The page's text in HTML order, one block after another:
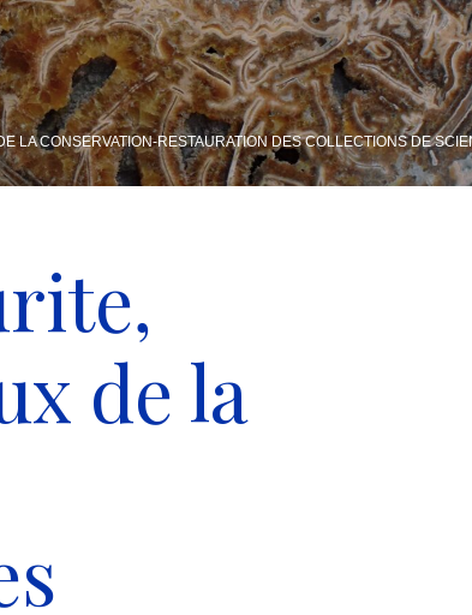
LA CONSERVATION-RESTAURATION DES COLLECTIONS DE
de la